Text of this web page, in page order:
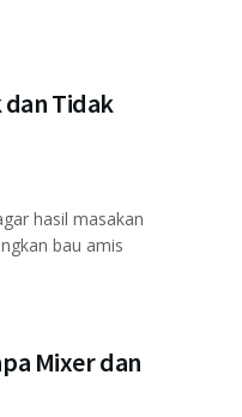
dan Tidak
hasil masakan
bau amis
Mixer dan